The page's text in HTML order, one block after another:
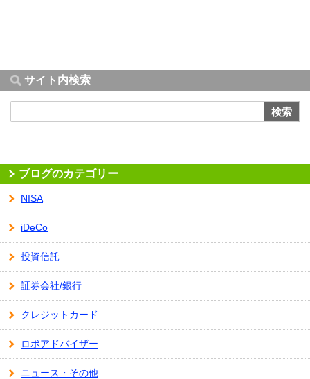
サイト内検索
検索
ブログのカテゴリー
NISA
iDeCo
投資信託
証券会社/銀行
クレジットカード
ロボアドバイザー
ニュース・その他